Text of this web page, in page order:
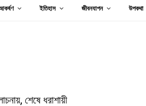
ইতিহাস জীবনযাপন উপকথা
শেষে ধরাশায়ী